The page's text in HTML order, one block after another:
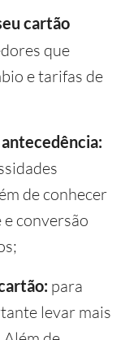
cartão
que
e tarifas de
de conhecer
e conversão
para
levar mais